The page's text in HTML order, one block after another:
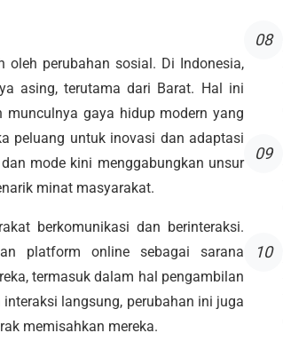
oleh perubahan sosial. Di Indonesia,
asing, terutama dari Barat. Hal ini
munculnya gaya hidup modern yang
peluang untuk inovasi dan adaptasi
mode kini menggabungkan unsur
minat masyarakat.
berkomunikasi dan berinteraksi.
platform online sebagai sarana
termasuk dalam hal pengambilan
langsung, perubahan ini juga
memisahkan mereka.
08
09
10